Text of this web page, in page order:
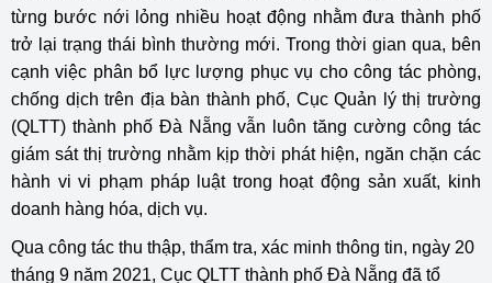
từng bước nới lỏng nhiều hoạt động nhằm đưa thành phố
trở lại trạng thái bình thường mới. Trong thời gian qua, bên
cạnh việc phân bổ lực lượng phục vụ cho công tác phòng,
chống dịch trên địa bàn thành phố, Cục Quản lý thị trường
(QLTT) thành phố Đà Nẵng vẫn luôn tăng cường công tác
giám sát thị trường nhằm kịp thời phát hiện, ngăn chặn các
hành vi vi phạm pháp luật trong hoạt động sản xuất, kinh
doanh hàng hóa, dịch vụ.
Qua công tác thu thập, thẩm tra, xác minh thông tin, ngày 20
tháng 9 năm 2021, Cục QLTT thành phố Đà Nẵng đã tổ